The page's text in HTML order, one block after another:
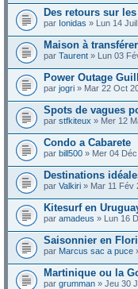
Des retours sur
par Ionidas » Lun 14
Maison à
par Taurent » Lun 03
Power Outage
par jogri » Mar 22 Oct
Spots de vagues
par stfkiteux » Mer 12
Condo a Cabarete
par bill500 » Mer 04
Destinations
par Valkiri » Mar 11 Fév
Kitesurf en
par amadeus » Lun 16
Saisonnier en
par Marcus sac a puce
Martinique ou la
par grumman » Jeu 30